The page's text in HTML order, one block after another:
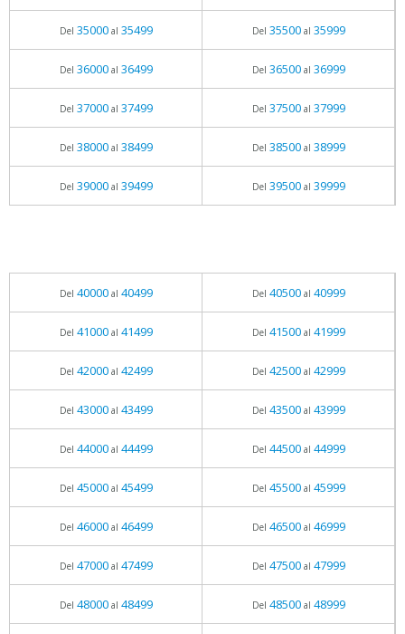
Del 35000al 35499 Del 35500al 35999
Del 36000al 36499 Del 36500al 36999
Del 37000al 37499 Del 37500al 37999
Del 38000al 38499 Del 38500al 38999
Del 39000al 39499 Del 39500al 39999
Del 40000al 40499 Del 40500al 40999
Del 41000al 41499 Del 41500al 41999
Del 42000al 42499 Del 42500al 42999
Del 43000al 43499 Del 43500al 43999
Del 44000al 44499 Del 44500al 44999
Del 45000al 45499 Del 45500al 45999
Del 46000al 46499 Del 46500al 46999
Del 47000al 47499 Del 47500al 47999
Del 48000al 48499 Del 48500al 48999